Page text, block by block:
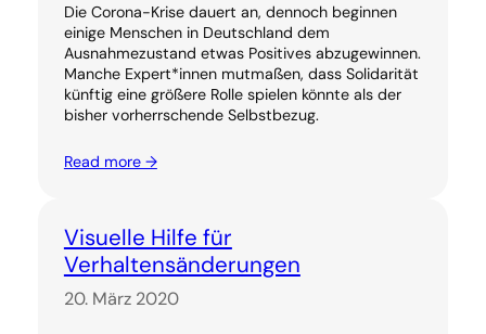
Die Corona-Krise dauert an, dennoch beginnen
einige Menschen in Deutschland dem
Ausnahmezustand etwas Positives abzugewinnen.
Manche Expert*innen mutmaßen, dass Solidarität
künftig eine größere Rolle spielen könnte als der
bisher vorherrschende Selbstbezug.
Read more →
Visuelle Hilfe für
Verhaltensänderungen
20. März 2020